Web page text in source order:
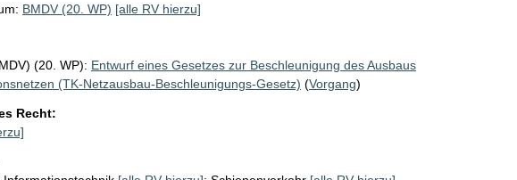
BMDV (20. WP) [alle RV hierzu]
(20. WP): Entwurf eines Gesetzes zur Beschleunigung des Ausbaus
(TK-Netzausbau-Beschleunigungs-Gesetz) (Vorgang)
Recht: